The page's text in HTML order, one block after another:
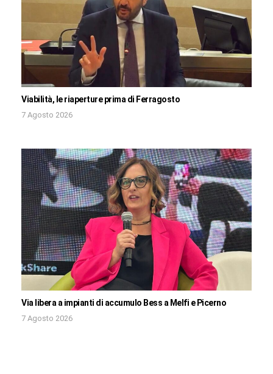
Viabilità, le riaperture prima di Ferragosto
7 Agosto 2026
Via libera a impianti di accumulo Bess a Melfi e Picerno
7 Agosto 2026